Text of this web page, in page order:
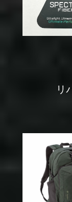
リ